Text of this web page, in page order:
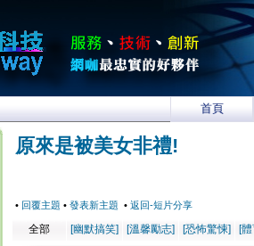
首頁
原來是被美女非禮!
• 回覆主題 • 發表新主題 • 返回-短片分享
全部 [幽默搞笑] [溫馨勵志] [恐怖驚悚] [